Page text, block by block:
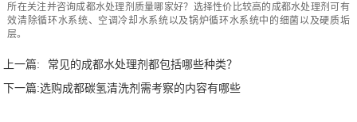
所在关注并咨询成都水处理剂质量哪家好？选择性价比较高的成都水处理剂可有
效清除循环水系统、空调冷却水系统以及锅炉循环水系统中的细菌以及硬质垢
层。
上一篇:
常见的成都水处理剂都包括哪些种类？
下一篇:选购成都碳氢清洗剂需考察的内容有哪些